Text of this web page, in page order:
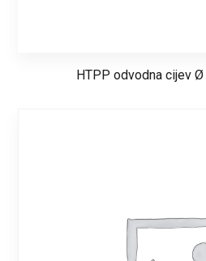
HTPP odvodna cijev